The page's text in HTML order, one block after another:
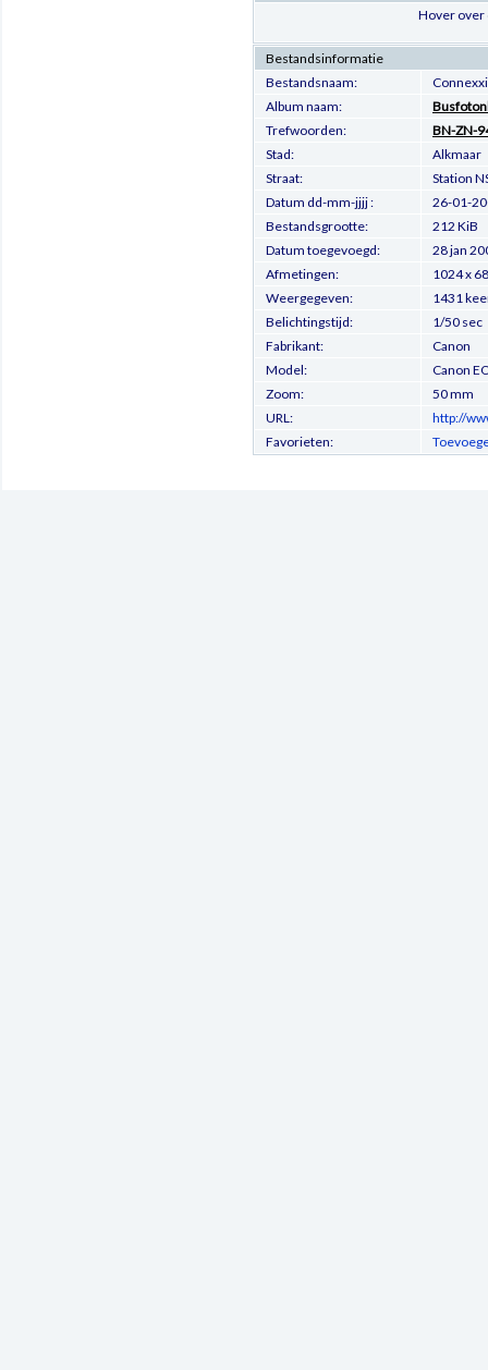
Hover over
Bestandsinformatie
Bestandsnaam:
Album naam:
Trefwoorden:
BN-ZN-
Stad:
Alkmaar
Straat:
Station
Datum dd-mm-jjjj :
26-01-
Bestandsgrootte:
212 KiB
Datum toegevoegd:
28 jan
Afmetingen:
1024 x
Weergegeven:
1431
Belichtingstijd:
1/50 sec
Fabrikant:
Canon
Model:
Canon
Zoom:
50 mm
URL:
http://
Favorieten: